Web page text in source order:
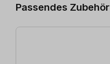
Passendes Zubehör